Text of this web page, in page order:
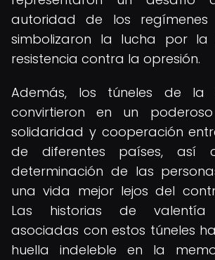
autoridad de los
simbolizaron la lucha por
resistencia contra la opresión.
Además, los túneles de la
convirtieron en un
solidaridad y cooperación
de diferentes países, así
determinación de las
una vida mejor lejos del
Las historias de
asociadas con estos túneles
huella indeleble en la